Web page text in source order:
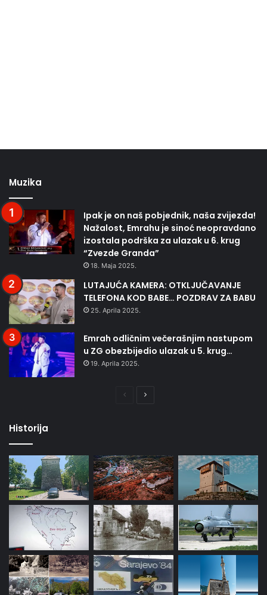
Muzika
Ipak je on naš pobjednik, naša zvijezda!
Nažalost, Emrahu je sinoć neopravdano
izostala podrška za ulazak u 6. krug
“Zvezde Granda”
18. Maja 2025.
LUTAJUĆA KAMERA: OTKLJUČAVANJE
TELEFONA KOD BABE… POZDRAV ZA BABU
25. Aprila 2025.
Emrah odličnim večerašnjim nastupom
u ZG obezbijedio ulazak u 5. krug…
19. Aprila 2025.
PrethodnaNaredna
Historija